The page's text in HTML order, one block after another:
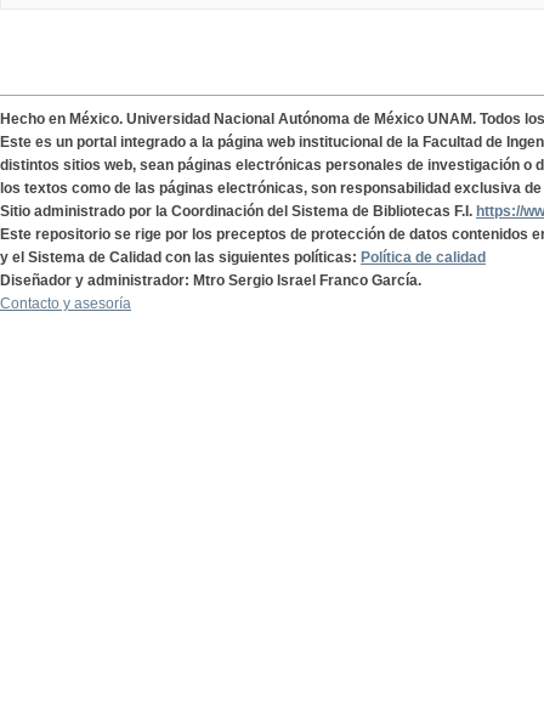
Hecho en México. Universidad Nacional Autónoma de México UNAM. Todos
Este es un portal integrado a la página web institucional de la Facultad de
distintos sitios web, sean páginas electrónicas personales de investigación o
los textos como de las páginas electrónicas, son responsabilidad exclusiva
Sitio administrado por la Coordinación del Sistema de Bibliotecas F.I. https://
Este repositorio se rige por los preceptos de protección de datos contenidos
y el Sistema de Calidad con las siguientes políticas: Política de calidad
Diseñador y administrador: Mtro Sergio Israel Franco García.
Contacto y asesoría